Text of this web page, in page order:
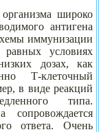
широко
антигена
иммунизации
условиях
дозах, как
Т-клеточный
в виде реакций
типа.
сопровождается
ответа. Очень